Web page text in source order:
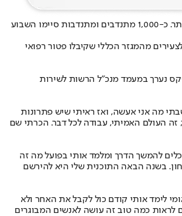
בימים אלו, כאשר השיח הציבורי סביב השוויון בנטל והחובה לשרת את המדינה מגיע לנקודת רתיחה, יש מי שמזכירים לנו מהו האתוס הישראלי האמיתי בגרסתו המזוקקת ביותר. כ-1,000 מתנדבים ומתנדבות סיימו השבוע
מהמגזר הכללי שקיבלו פטור רפואי
נערך במעמד מנכ"ל הרשות לשירות
מה אני אעשה, ואז ראיתי שיש פתרונות
זה העולם האמיתי, עבודה לכל דבר. הכרתי שם
להמשך הדרך ומלמד אותי בפועל מה זה
בשנה הבאה התוכנית שלי היא להירשם
לימד אותי קודם כול לקבל את האחר ולא
כמה טוב זה עושה לאנשים המבוגרים